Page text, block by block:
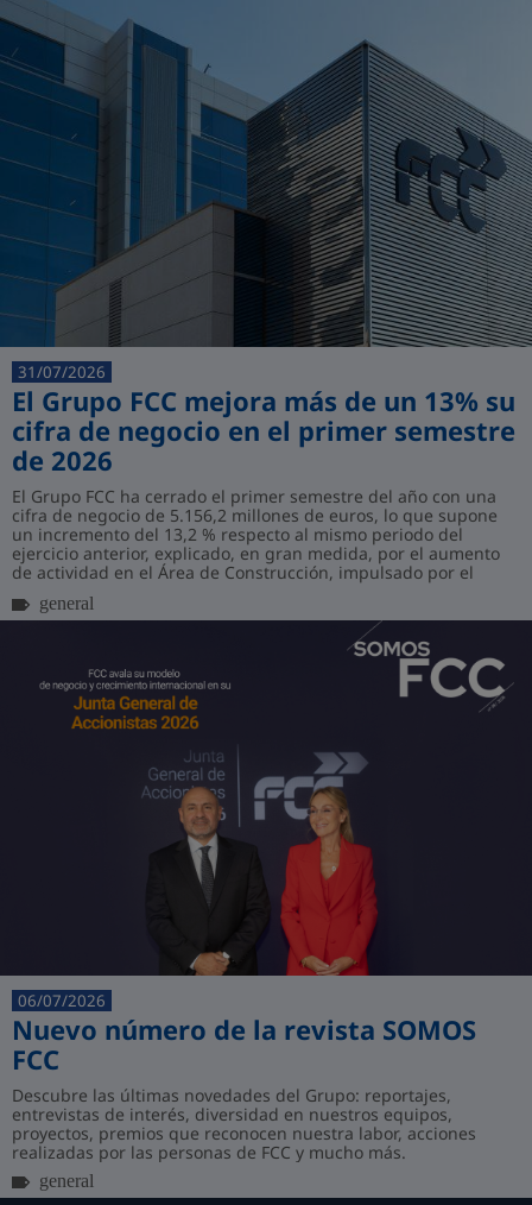
31/07/2026
El Grupo FCC mejora más de un 13% su
cifra de negocio en el primer semestre
de 2026
El Grupo FCC ha cerrado el primer semestre del año con una
cifra de negocio de 5.156,2 millones de euros, lo que supone
un incremento del 13,2 % respecto al mismo periodo del
ejercicio anterior, explicado, en gran medida, por el aumento
de actividad en el Área de Construcción, impulsado por el
volumen de contratación r...
general
06/07/2026
Nuevo número de la revista SOMOS
FCC
Descubre las últimas novedades del Grupo: reportajes,
entrevistas de interés, diversidad en nuestros equipos,
proyectos, premios que reconocen nuestra labor, acciones
realizadas por las personas de FCC y mucho más.
general